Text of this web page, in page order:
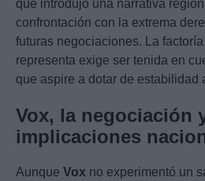
que introdujo una narrativa
confrontación con la extrema
futuras negociaciones. La
representa exige ser tenida en
que aspire a dotar de estabilidad
Vox, la negociación
implicaciones
Aunque Vox no experimentó un